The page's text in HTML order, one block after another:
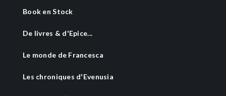
Book en Stock
De livres & d'Epice...
Le monde de Francesca
Les chroniques d'Evenusia